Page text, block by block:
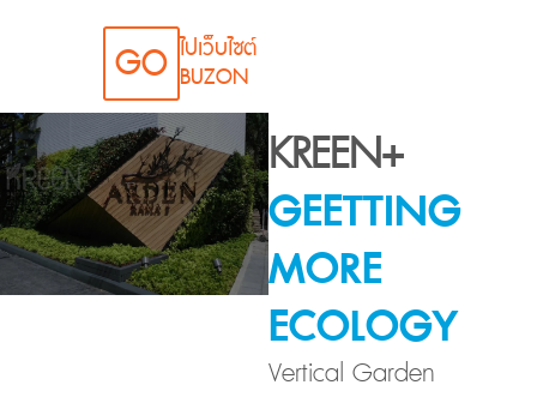
GO ไปเว็บไซต์
BUZON
KREEN+
GEETTING
MORE
ECOLOGY
Vertical Garden